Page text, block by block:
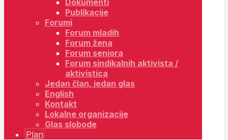
Dokumenti
Publikacije
Forumi
Forum mladih
Forum žena
Forum seniora
Forum sindikalnih aktivista /
aktivistica
Jedan član, jedan glas
English
Kontakt
Lokalne organizacije
Glas slobode
Plan